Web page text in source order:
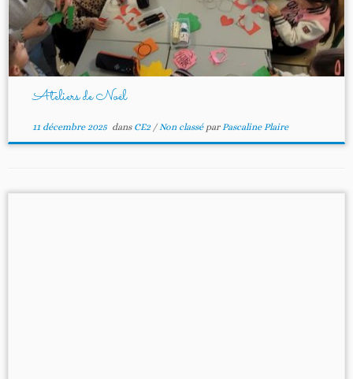
Ateliers de Noël
11 décembre 2025dans CE2 /Non classé parPascaline Plaire